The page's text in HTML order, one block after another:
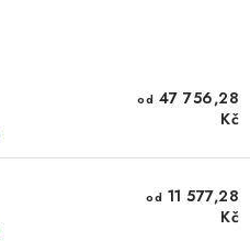
od 47 756,28
Kč
od 11 577,28
Kč